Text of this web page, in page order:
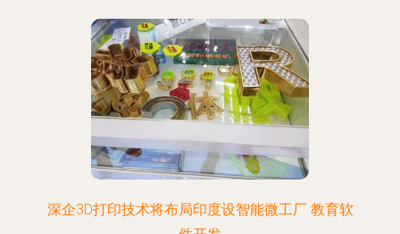
深企3D打印技术将布局印度设智能微工厂 教育软